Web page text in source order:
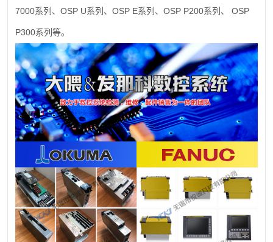
7000系列、 OSP U系列、 OSP E系列、 OSP P200系列、 OSP
P300系列等。